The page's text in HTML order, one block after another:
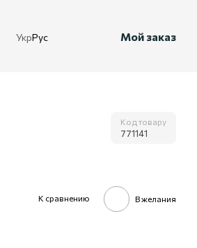
УкрРус Мой заказ
Код товару
771141
К сравнению В желания